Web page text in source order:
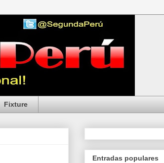
Fixture
Entradas populares